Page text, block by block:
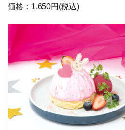
価格：1,650円(税込)